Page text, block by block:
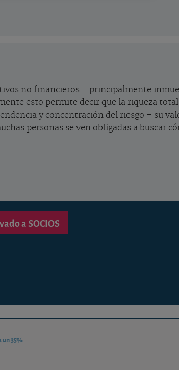
no financieros – principalmente
esto permite decir que la riqueza total
y concentración del riesgo – su
personas se ven obligadas a buscar
a SOCIOS
un 35%